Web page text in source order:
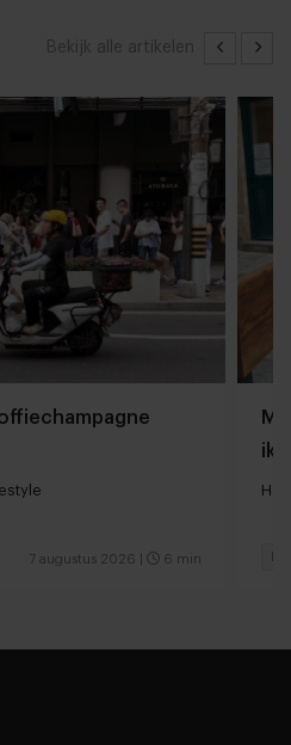
Bekijk alle artikelen
7 augustus 2026 6 min
ik